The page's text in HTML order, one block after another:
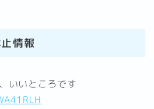
情報
いいところです